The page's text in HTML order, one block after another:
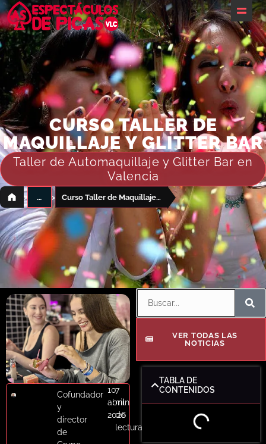
Inicio
¿Te ayudamos?
Packs despedidas
Barcos
Restaurantes
Actividades
Alojamientos & Espacios
Servicios
Eventos
Despedidas
Blog de Notícias
CURSO TALLER DE
MAQUILLAJE Y GLITTER BAR
Taller de Automaquillaje y Glitter Bar en
Valencia
› … › Curso Taller de Maquillaje y Glitter Bar
Cofundador
y
director
de
10
abril
2026
7
min
de
lectura
VER TODAS LAS
NOTICIAS
TABLA DE
CONTENIDOS